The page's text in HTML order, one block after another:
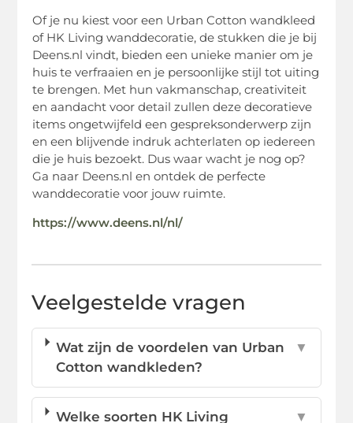
Of je nu kiest voor een Urban Cotton wandkleed
of HK Living wanddecoratie, de stukken die je bij
Deens.nl vindt, bieden een unieke manier om je
huis te verfraaien en je persoonlijke stijl tot uiting
te brengen. Met hun vakmanschap, creativiteit
en aandacht voor detail zullen deze decoratieve
items ongetwijfeld een gespreksonderwerp zijn
en een blijvende indruk achterlaten op iedereen
die je huis bezoekt. Dus waar wacht je nog op?
Ga naar Deens.nl en ontdek de perfecte
wanddecoratie voor jouw ruimte.
https://www.deens.nl/nl/
Veelgestelde vragen
Wat zijn de voordelen van Urban
Cotton wandkleden?
▼
Welke soorten HK Living ▼